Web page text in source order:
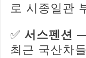
로 시종일관
✅ 서스펜션
최근 국산차